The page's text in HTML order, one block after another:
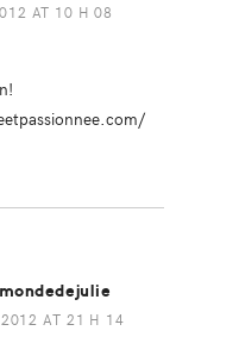
AT 10 H 08
AT 21 H 14